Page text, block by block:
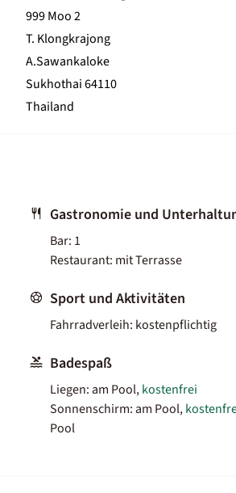
999 Moo 2
T. Klongkrajong
A.Sawankaloke
Sukhothai 64110
Thailand
Gastronomie und
Bar: 1
Restaurant: mit Terrasse
Sport und Aktivitäten
Fahrradverleih: kostenpflichtig
Badespaß
Liegen: am Pool,kostenfrei
Sonnenschirm: am Pool,
Pool